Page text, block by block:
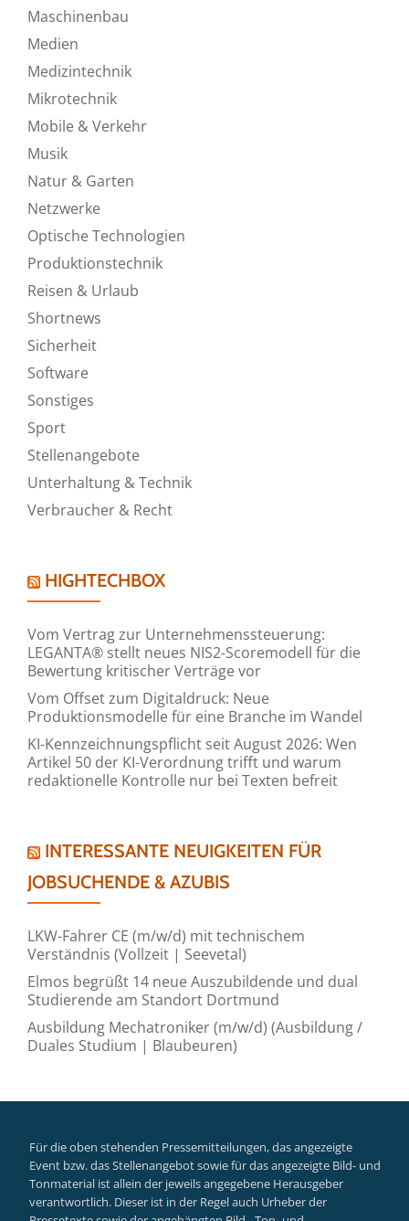
Maschinenbau
Medien
Medizintechnik
Mikrotechnik
Mobile & Verkehr
Musik
Natur & Garten
Netzwerke
Optische Technologien
Produktionstechnik
Reisen & Urlaub
Shortnews
Sicherheit
Software
Sonstiges
Sport
Stellenangebote
Unterhaltung & Technik
Verbraucher & Recht
HIGHTECHBOX
Vom Vertrag zur Unternehmenssteuerung:
LEGANTA® stellt neues NIS2-Scoremodell für die
Bewertung kritischer Verträge vor
Vom Offset zum Digitaldruck: Neue
Produktionsmodelle für eine Branche im Wandel
KI-Kennzeichnungspflicht seit August 2026: Wen
Artikel 50 der KI-Verordnung trifft und warum
redaktionelle Kontrolle nur bei Texten befreit
INTERESSANTE NEUIGKEITEN FÜR
JOBSUCHENDE & AZUBIS
LKW-Fahrer CE (m/w/d) mit technischem
Verständnis (Vollzeit | Seevetal)
Elmos begrüßt 14 neue Auszubildende und dual
Studierende am Standort Dortmund
Ausbildung Mechatroniker (m/w/d) (Ausbildung /
Duales Studium | Blaubeuren)
Für die oben stehenden Pressemitteilungen, das angezeigte
Event bzw. das Stellenangebot sowie für das angezeigte Bild- und
Tonmaterial ist allein der jeweils angegebene Herausgeber
verantwortlich. Dieser ist in der Regel auch Urheber der